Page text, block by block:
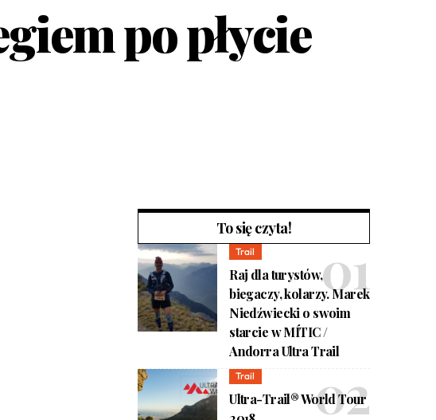
po płycie
To się czyta!
Trail
Raj dla turystów,
biegaczy, kolarzy. Marek
Niedźwiecki o swoim
starcie w MÍTIC /
Andorra Ultra Trail
Trail
Ultra-Trail® World Tour